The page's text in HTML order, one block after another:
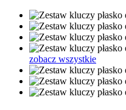
zobacz wszystkie